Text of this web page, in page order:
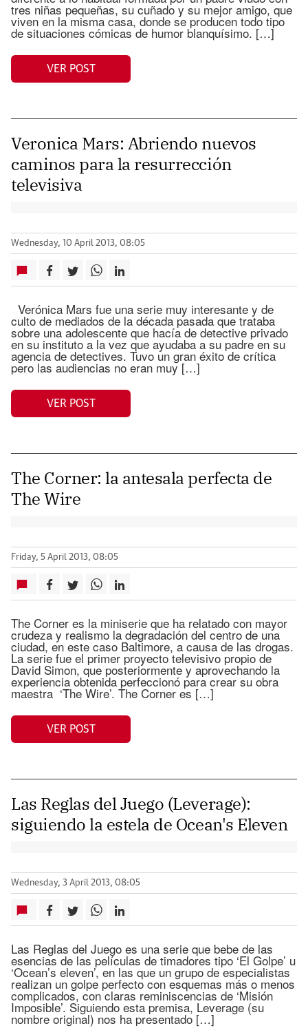
tres niñas pequeñas, su cuñado y su mejor amigo, que
viven en la misma casa, donde se producen todo tipo
de situaciones cómicas de humor blanquísimo. […]
VER POST
Veronica Mars: Abriendo nuevos
caminos para la resurrección
televisiva
Wednesday, 10 April 2013, 08:05
Verónica Mars fue una serie muy interesante y de
culto de mediados de la década pasada que trataba
sobre una adolescente que hacía de detective privado
en su instituto a la vez que ayudaba a su padre en su
agencia de detectives. Tuvo un gran éxito de crítica
pero las audiencias no eran muy […]
VER POST
The Corner: la antesala perfecta de
The Wire
Friday, 5 April 2013, 08:05
The Corner es la miniserie que ha relatado con mayor
crudeza y realismo la degradación del centro de una
ciudad, en este caso Baltimore, a causa de las drogas.
La serie fue el primer proyecto televisivo propio de
David Simon, que posteriormente y aprovechando la
experiencia obtenida perfeccionó para crear su obra
maestra ‘The Wire’. The Corner es […]
VER POST
Las Reglas del Juego (Leverage):
siguiendo la estela de Ocean's Eleven
Wednesday, 3 April 2013, 08:05
Las Reglas del Juego es una serie que bebe de las
esencias de las películas de timadores tipo ‘El Golpe’ u
‘Ocean’s eleven’, en las que un grupo de especialistas
realizan un golpe perfecto con esquemas más o menos
complicados, con claras reminiscencias de ‘Misión
Imposible’. Siguiendo esta premisa, Leverage (su
nombre original) nos ha presentado […]